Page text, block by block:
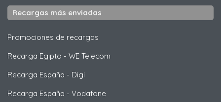
Recargas más enviadas
Promociones de recargas
Recarga Egipto - WE Telecom
Recarga España - Digi
Recarga España - Vodafone